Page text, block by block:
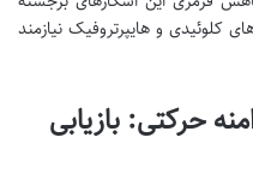
کلوئیدی و هایپرتروفیک نیازمند
حرکتی: بازیابی